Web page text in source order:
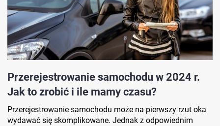
Przerejestrowanie samochodu w 2024 r.
Jak to zrobić i ile mamy czasu?
Przerejestrowanie samochodu może na pierwszy rzut oka
wydawać się skomplikowane. Jednak z odpowiednim